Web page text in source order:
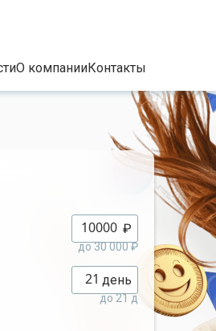
О компанииКонтакты
₽
до 30 000 ₽
день
до 21 д